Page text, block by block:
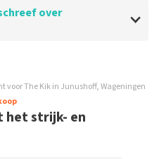
over
over
voor The Kik in Junushoff, Wageningen
het strijk- en